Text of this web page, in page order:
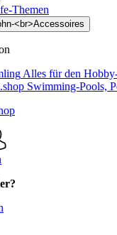
Themen
Alles für den
Swimming-Pools,